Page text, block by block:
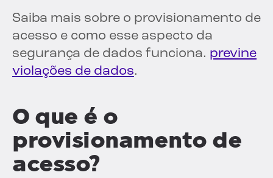
Saiba mais sobre o provisionamento de
acesso e como esse aspecto da
segurança de dados funciona. previne
violações de dados.
O que é o
provisionamento de
acesso?